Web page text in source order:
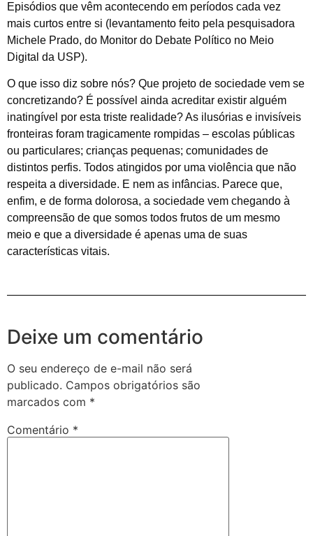
Episódios que vêm acontecendo em períodos cada vez
mais curtos entre si (levantamento feito pela pesquisadora
Michele Prado, do Monitor do Debate Político no Meio
Digital da USP).
O que isso diz sobre nós? Que projeto de sociedade vem se
concretizando? É possível ainda acreditar existir alguém
inatingível por esta triste realidade? As ilusórias e invisíveis
fronteiras foram tragicamente rompidas – escolas públicas
ou particulares; crianças pequenas; comunidades de
distintos perfis. Todos atingidos por uma violência que não
respeita a diversidade. E nem as infâncias. Parece que,
enfim, e de forma dolorosa, a sociedade vem chegando à
compreensão de que somos todos frutos de um mesmo
meio e que a diversidade é apenas uma de suas
características vitais.
Deixe um comentário
O seu endereço de e-mail não será
publicado. Campos obrigatórios são
marcados com *
Comentário *